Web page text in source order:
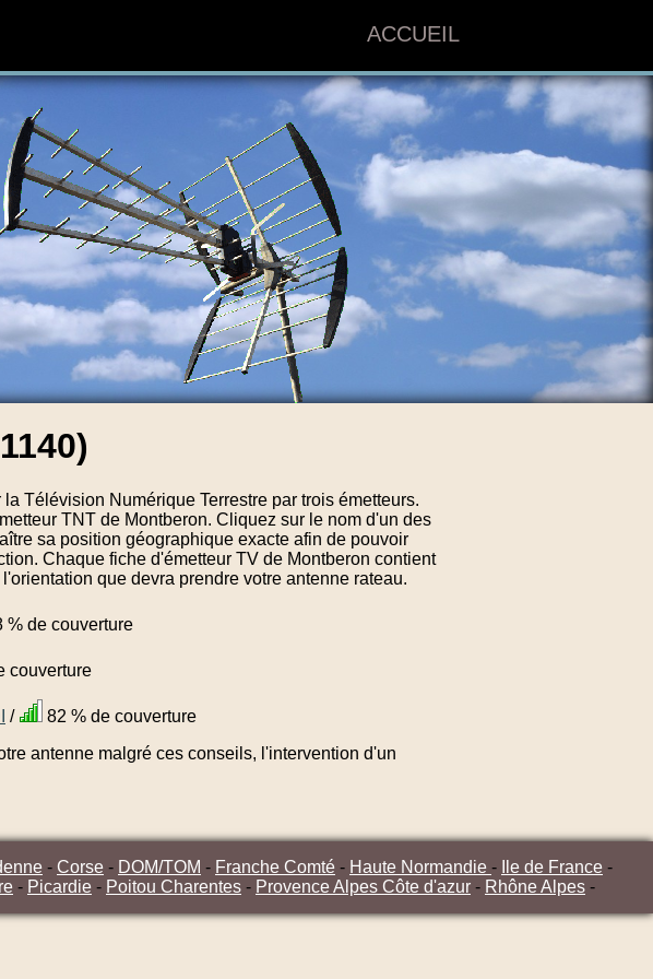
ACCUEIL
Télévision Numérique Terrestre par trois émetteurs.
TNT de Montberon. Cliquez sur le nom d'un des
sa position géographique exacte afin de pouvoir
Chaque fiche d'émetteur TV de Montberon contient
que devra prendre votre antenne rateau.
% de couverture
couverture
/
82 % de couverture
antenne malgré ces conseils, l'intervention d'un
- Corse - DOM/TOM - Franche Comté - Haute Normandie - Ile de France -
- Picardie - Poitou Charentes - Provence Alpes Côte d'azur - Rhône Alpes -